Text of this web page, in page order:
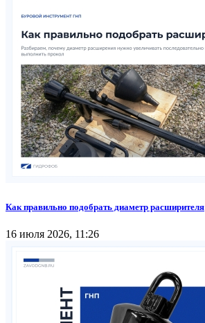
Как правильно подобрать диаметр расширителя
16 июля 2026, 11:26